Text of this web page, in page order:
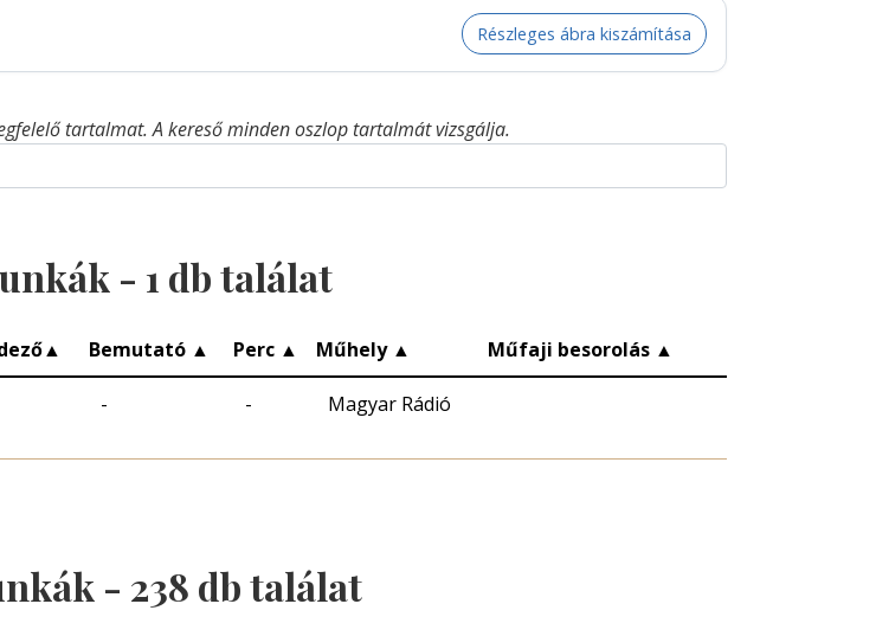
Részleges ábra kiszámítása
tartalmat. A kereső minden oszlop tartalmát vizsgálja.
- 1 db találat
▲ Bemutató ▲ Perc ▲ Műhely ▲ Műfaji besorolás ▲
- - Magyar Rádió
- 238 db találat